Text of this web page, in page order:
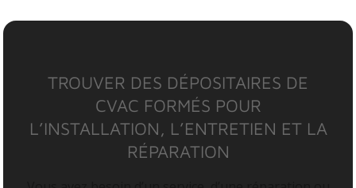
TROUVER DES DÉPOSITAIRES DE
CVAC FORMÉS POUR
L’INSTALLATION, L’ENTRETIEN ET LA
RÉPARATION